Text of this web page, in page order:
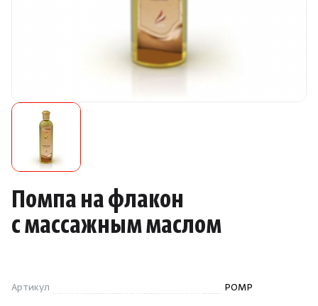
Запчасти
Отопление
Для хаммама
Ароматы
Помпа на флакон
с массажным маслом
Артикул POMP